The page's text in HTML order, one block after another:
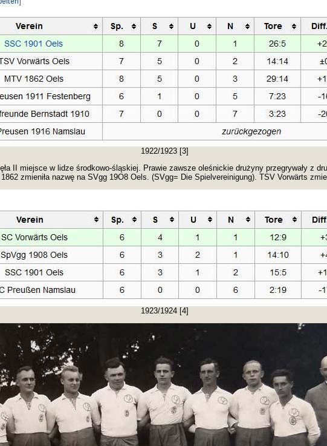
1922/1923 [3]
II miejsce w lidze środkowo-śląskiej. Prawie zawsze oleśnickie drużyny przegrywały z
zmieniła nazwę na SVgg 19O8 Oels. (SVgg= Die Spielvereinigung). TSV Vorwärts
1923/1924 [4]